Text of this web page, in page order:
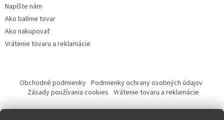
Napíšte nám
Ako balíme tovar
Ako nakupovať
Vrátenie tovaru a reklamácie
Obchodné podmienky Podmienky ochrany osobných údajov
Zásady používania cookies Vrátenie tovaru a reklamácie